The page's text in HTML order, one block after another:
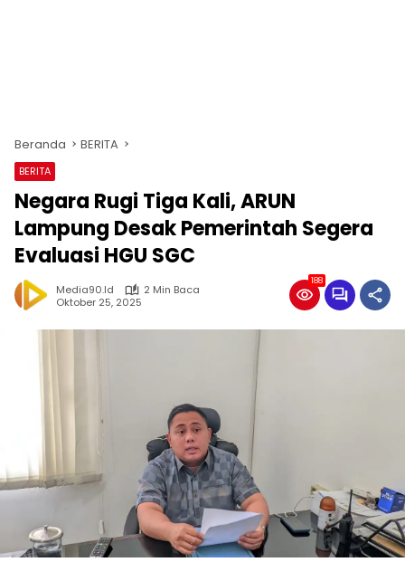
Beranda BERITA
BERITA
Negara Rugi Tiga Kali, ARUN
Lampung Desak Pemerintah Segera
Evaluasi HGU SGC
Media90.id
2 Min Baca
Oktober 25, 2025
188